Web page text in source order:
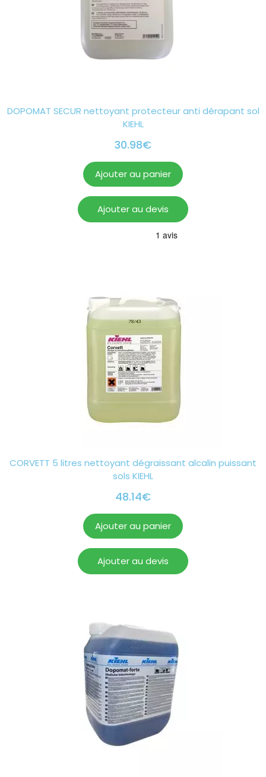
DOPOMAT SECUR nettoyant protecteur anti dérapant sol
KIEHL
30.98€
Ajouter au panier
Ajouter au devis
CORVETT 5 litres nettoyant dégraissant alcalin puissant
sols KIEHL
48.14€
Ajouter au panier
Ajouter au devis